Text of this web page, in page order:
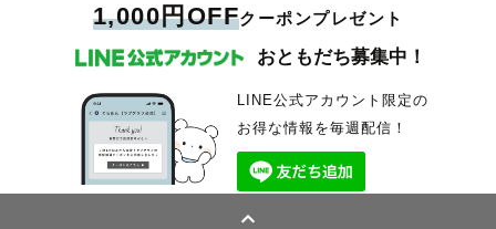
1,000円OFFクーポンプレゼント
おともだち募集中！
LINE公式アカウント限定の
お得な情報を毎週配信！